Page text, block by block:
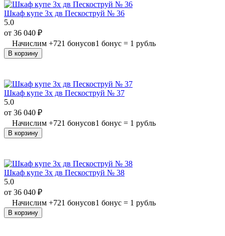
Шкаф купе 3х дв Пескоструй № 36
5.0
от 36 040 ₽
Начислим +721 бонусов1 бонус = 1 рубль
В корзину
Шкаф купе 3х дв Пескоструй № 37
5.0
от 36 040 ₽
Начислим +721 бонусов1 бонус = 1 рубль
В корзину
Шкаф купе 3х дв Пескоструй № 38
5.0
от 36 040 ₽
Начислим +721 бонусов1 бонус = 1 рубль
В корзину